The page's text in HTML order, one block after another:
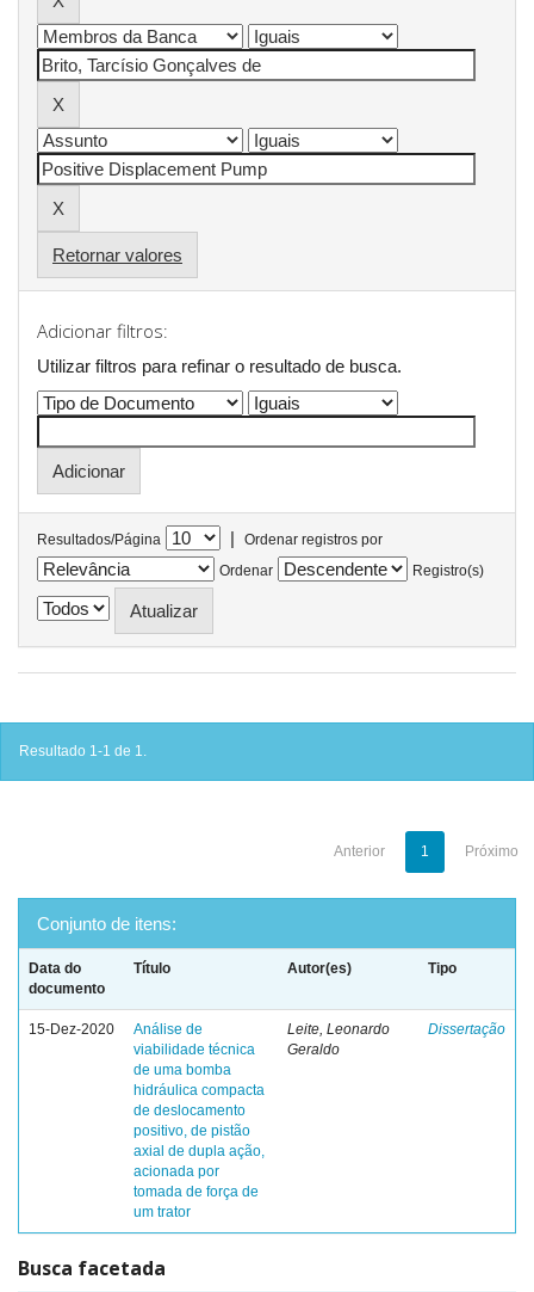
Retornar valores
Adicionar filtros:
Utilizar filtros para refinar o resultado de busca.
Resultados/Página |
Ordenar registros por
Ordenar
Registro(s)
Resultado 1-1 de 1.
Anterior 1 Próximo
Conjunto de itens:
Data do
documento
Título Autor(es) Tipo
15-Dez-2020
Análise de
viabilidade técnica
de uma bomba
hidráulica compacta
de deslocamento
positivo, de pistão
axial de dupla ação,
acionada por
tomada de força de
um trator
Leite, Leonardo
Geraldo
Dissertação
Busca facetada